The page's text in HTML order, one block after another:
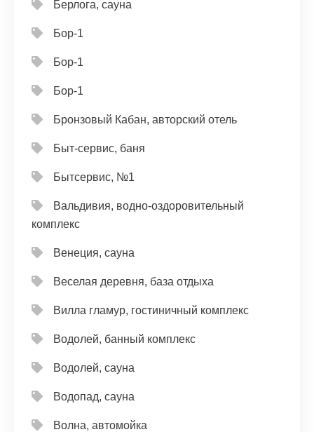
Берлога, сауна
Бор-1
Бор-1
Бор-1
Бронзовый Кабан, авторский отель
Быт-сервис, баня
Бытсервис, №1
Вальдивия, водно-оздоровительный
комплекс
Венеция, сауна
Веселая деревня, база отдыха
Вилла гламур, гостиничный комплекс
Водолей, банный комплекс
Водолей, сауна
Водопад, сауна
Волна, автомойка